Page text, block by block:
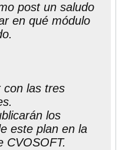
post un saludo
en qué módulo
con las tres
los
este plan en la
CVOSOFT.